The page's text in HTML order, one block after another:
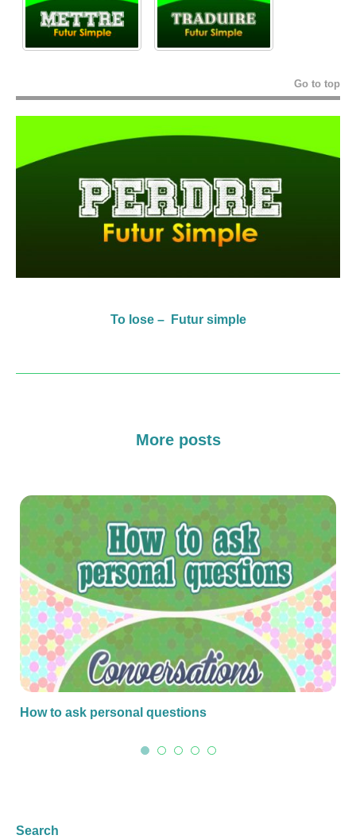
Go to top
To lose – Futur simple
More posts
How to ask personal questions
Search